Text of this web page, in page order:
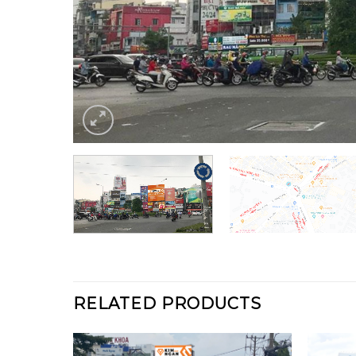
RELATED PRODUCTS